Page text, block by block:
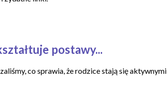
postawy...
co sprawia, że rodzice stają się aktywnymi